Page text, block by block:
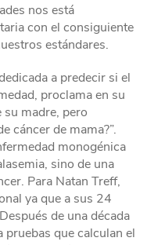
nos está
con el consiguiente
estándares.
a predecir si el
proclama en su
madre, pero
cáncer de mama?”.
monogénica
sino de una
Para Natan Treff,
ya que a sus 24
de una década
que calculan el